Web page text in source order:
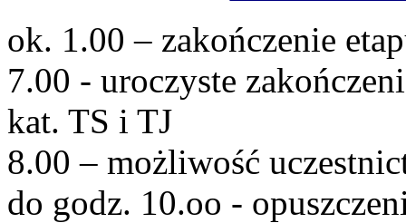
ok. 1.00 – zakończenie
7.00 - uroczyste
kat. TS i TJ
8.00 – możliwość
do godz. 10.oo -